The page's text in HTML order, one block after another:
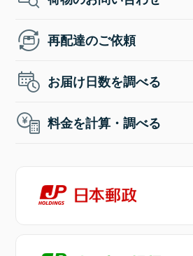
再配達のご依頼
お届け日数を調べる
料金を計算・調べる